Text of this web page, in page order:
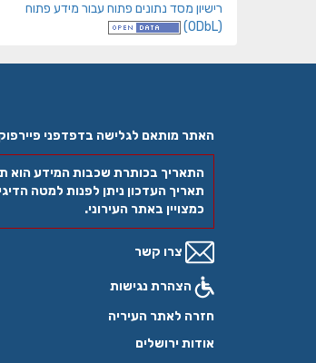
רישיון מסד נתונים פתוח עבור מידע פתוח
(ODbL)
האתר מותאם לגלישה בדפדפני
התאריך בכותרת שכבות המידע
תאריך העדכון ניתן לפנות למטה
כמצויין באתר העירוני.
צרו קשר
הצהרת נגישות
חזרה לאתר העיריה
אודות ירושלים